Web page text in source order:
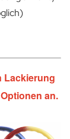
Lackierung
an.